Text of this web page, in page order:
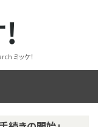
ミッケ！